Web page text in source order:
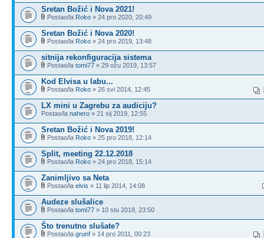
Sretan Božić i Nova 2021!
Postao/la Roko » 24 pro 2020, 20:49
Sretan Božić i Nova 2020!
Postao/la Roko » 24 pro 2019, 13:48
sitnija rekonfiguracija sistema
Postao/la tomi77 » 29 ožu 2019, 13:57
Kod Elvisa u labu...
Postao/la Roko » 26 svi 2014, 12:45
LX mini u Zagrebu za audiciju?
Postao/la nahero » 21 sij 2019, 12:55
Sretan Božić i Nova 2019!
Postao/la Roko » 25 pro 2018, 12:14
Split, meeting 22.12.2018
Postao/la Roko » 24 pro 2018, 15:14
Zanimljivo sa Neta
Postao/la elvis » 11 lip 2014, 14:08
Audeze slušalice
Postao/la tomi77 » 10 stu 2018, 23:50
Što trenutno slušate?
Postao/la grunf » 14 pro 2011, 00:23